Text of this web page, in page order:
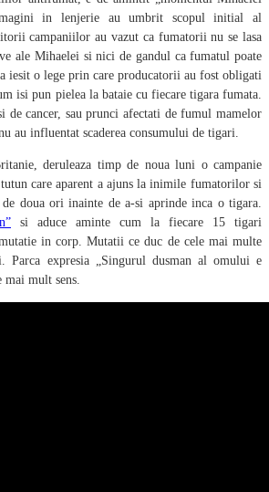
in lenjerie au umbrit scopul initial al
campaniilor au vazut ca fumatorii nu se lasa
ale Mihaelei si nici de gandul ca fumatul poate
iesit o lege prin care producatorii au fost obligati
isi pun pielea la bataie cu fiecare tigara fumata.
cancer, sau prunci afectati de fumul mamelor
au influentat scaderea consumului de tigari.
deruleaza timp de noua luni o campanie
care aparent a ajuns la inimile fumatorilor si
de doua ori inainte de a-si aprinde inca o tigara.
si aduce aminte cum la fiecare 15 tigari
in corp. Mutatii ce duc de cele mai multe
Parca expresia „Singurul dusman al omului e
mult sens.